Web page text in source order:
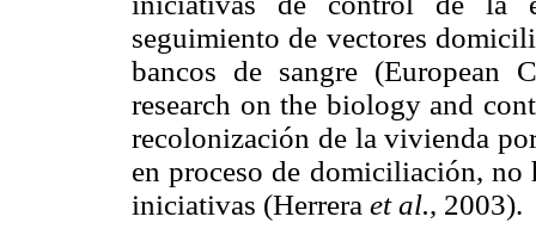
seguimiento de vectores
bancos de sangre (European
research on the biology and
recolonización de la vivienda
en proceso de domiciliación, no
iniciativas (Herrera et al., 2003).